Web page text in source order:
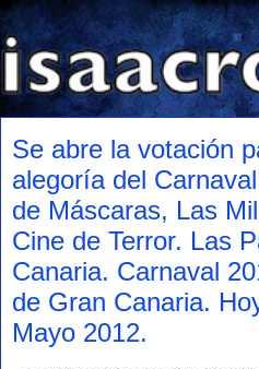
Se abre la votación
alegoría del
de Máscaras, Las
Cine de Terror. Las
Canaria. Carnaval
de Gran Canaria.
Mayo 2012.